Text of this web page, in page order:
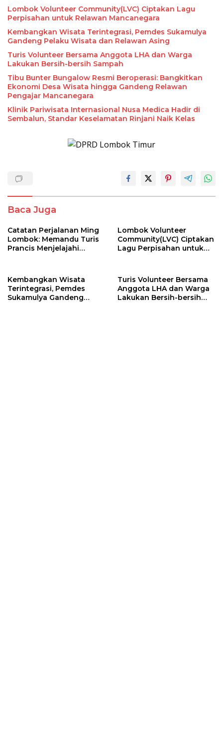
Lombok Volunteer Community(LVC) Ciptakan Lagu
Perpisahan untuk Relawan Mancanegara
Kembangkan Wisata Terintegrasi, Pemdes Sukamulya
Gandeng Pelaku Wisata dan Relawan Asing
Turis Volunteer Bersama Anggota LHA dan Warga
Lakukan Bersih-bersih Sampah
Tibu Bunter Bungalow Resmi Beroperasi: Bangkitkan
Ekonomi Desa Wisata hingga Gandeng Relawan
Pengajar Mancanegara
Klinik Pariwisata Internasional Nusa Medica Hadir di
Sembalun, Standar Keselamatan Rinjani Naik Kelas
Baca Juga
​Catatan Perjalanan Ming
Lombok: Memandu Turis
Prancis Menjelajahi
Lombok Volunteer
Community(LVC) Ciptakan
Lagu Perpisahan untuk
Kembangkan Wisata
Terintegrasi, Pemdes
Sukamulya Gandeng
Turis Volunteer Bersama
Anggota LHA dan Warga
Lakukan Bersih-bersih